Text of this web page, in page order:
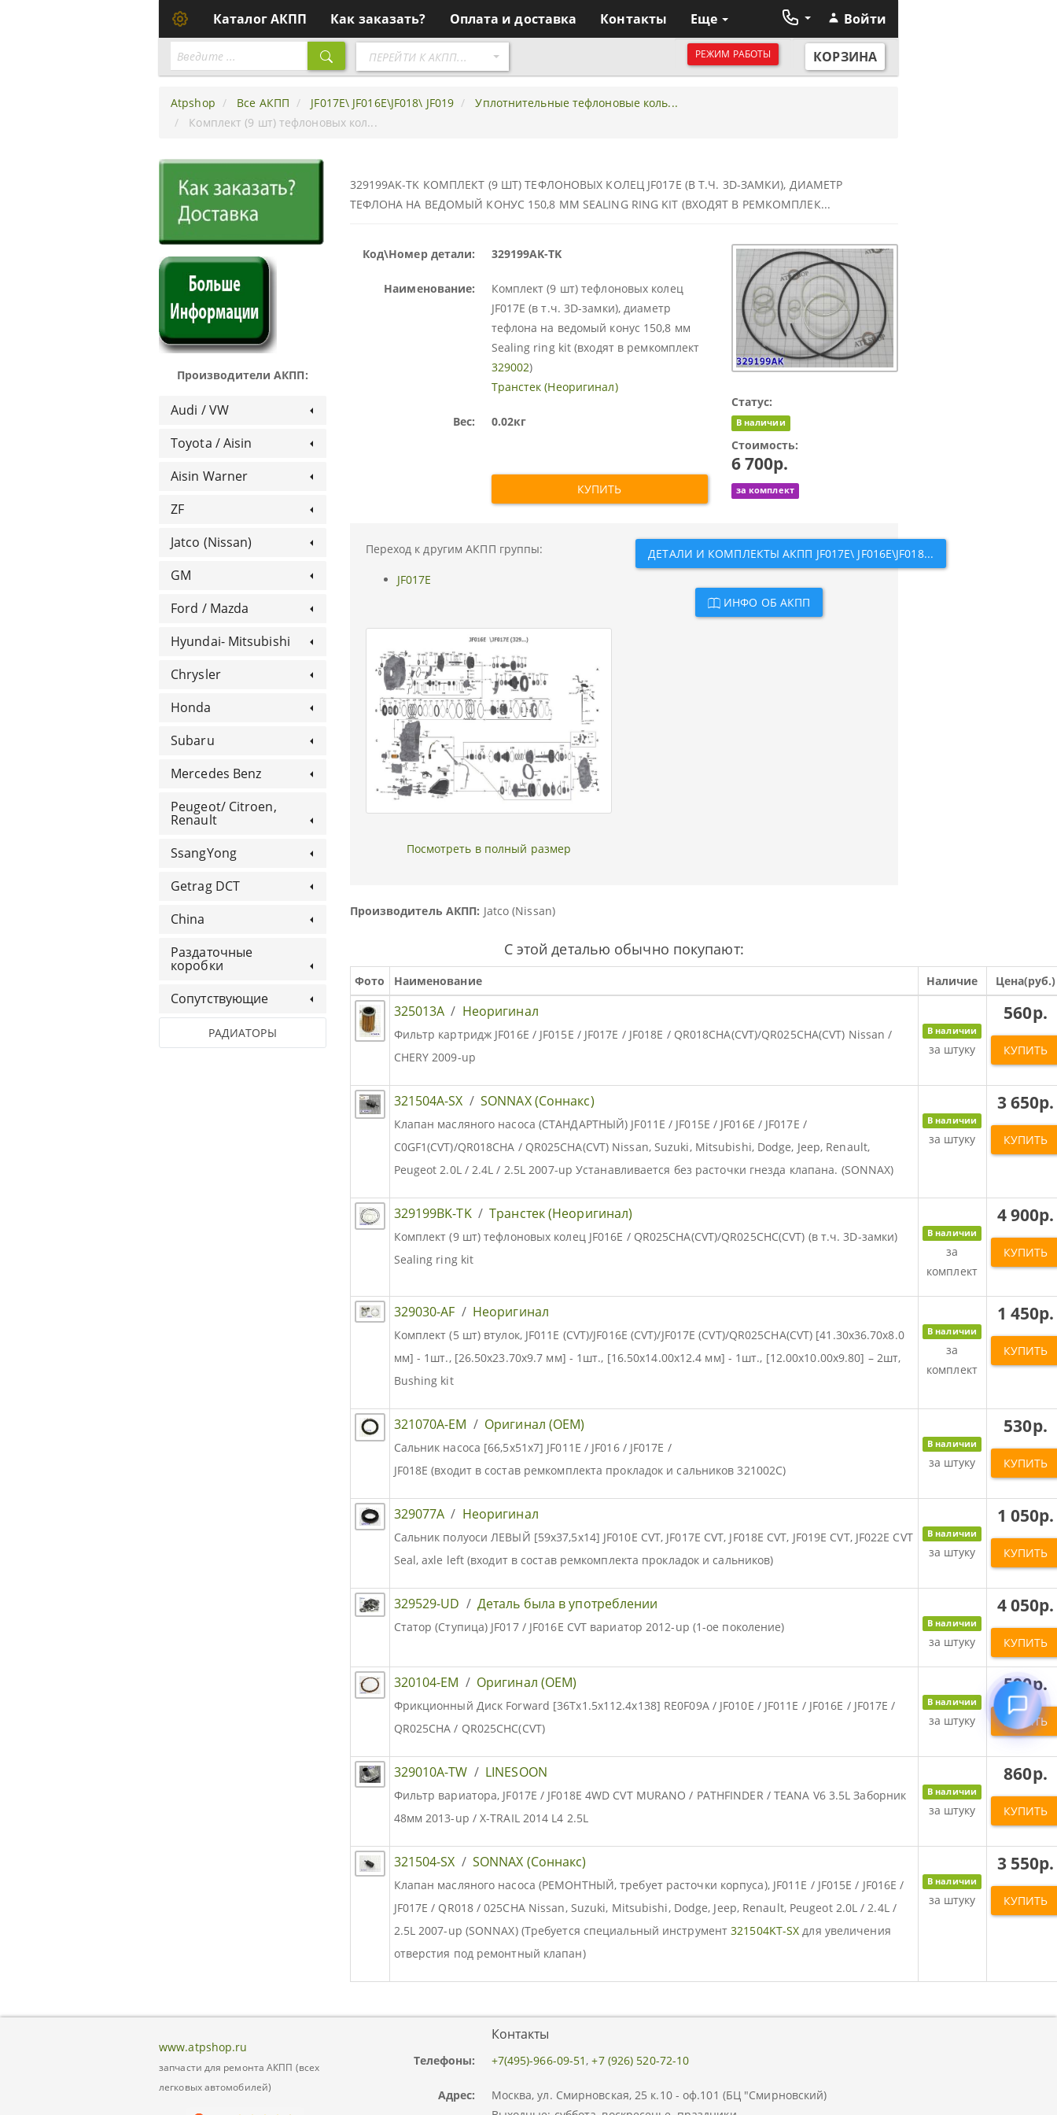
Каталог АКПП Как заказать? Оплата и доставка Контакты Еще Войти
Перейти
к
ПЕРЕЙТИ К АКПП... РЕЖИМ РАБОТЫ КОРЗИНА
Atpshop Все АКПП JF017E\ JF016E\JF018\ JF019
Уплотнительные тефлоновые коль...
Комплект (9 шт) тефлоновых кол...
Производители АКПП:
Audi / VW
Toyota / Aisin
Aisin Warner
ZF
Jatco (Nissan)
GM
Ford / Mazda
Hyundai- Mitsubishi
Chrysler
Honda
Subaru
Mercedes Benz
Peugeot/ Citroen,
Renault
SsangYong
Getrag DCT
China
Раздаточные
коробки
Сопутствующие
РАДИАТОРЫ
329199AK-TK КОМПЛЕКТ (9 ШТ) ТЕФЛОНОВЫХ КОЛЕЦ JF017E (В Т.Ч. 3D-ЗАМКИ), ДИАМЕТР
ТЕФЛОНА НА ВЕДОМЫЙ КОНУС 150,8 ММ SEALING RING KIT (ВХОДЯТ В РЕМКОМПЛЕК...
Код\Номер детали: 329199AK-TK
Наименование:
Комплект (9 шт) тефлоновых колец
JF017E (в т.ч. 3D-замки), диаметр
тефлона на ведомый конус 150,8 мм
Sealing ring kit (входят в ремкомплект
329002)
Транстек (Неоригинал)
Вес: 0.02кг
КУПИТЬ
Статус:
В наличии
Стоимость:
6 700р.
за комплект
Переход к другим АКПП группы:
JF017E
ДЕТАЛИ И КОМПЛЕКТЫ АКПП JF017E\ JF016E\JF018...
ИНФО ОБ АКПП
Посмотреть в полный размер
Производитель АКПП: Jatco (Nissan)
С этой деталью обычно покупают:
Фото Наименование Наличие Цена(руб.)
325013A / Неоригинал
Фильтр картридж JF016E / JF015E / JF017E / JF018E / QR018CHA(CVT)/QR025CHA(CVT) Nissan /
CHERY 2009-up
В наличии
за штуку
560р.
КУПИТЬ
321504A-SX /SONNAX (Соннакс)
Клапан масляного насоса (СТАНДАРТНЫЙ) JF011E / JF015E / JF016E / JF017E /
C0GF1(CVT)/QR018CHA / QR025CHA(CVT) Nissan, Suzuki, Mitsubishi, Dodge, Jeep, Renault,
Peugeot 2.0L / 2.4L / 2.5L 2007-up Устанавливается без расточки гнезда клапана. (SONNAX)
В наличии
за штуку
3 650р.
КУПИТЬ
329199BK-TK /Транстек (Неоригинал)
Комплект (9 шт) тефлоновых колец JF016E / QR025CHA(CVT)/QR025CHC(CVT) (в т.ч. 3D-замки)
Sealing ring kit
В наличии
за
комплект
4 900р.
КУПИТЬ
329030-AF / Неоригинал
Комплект (5 шт) втулок, JF011E (CVT)/JF016E (CVT)/JF017E (CVT)/QR025CHA(CVT) [41.30x36.70x8.0
мм] - 1шт., [26.50x23.70x9.7 мм] - 1шт., [16.50x14.00x12.4 мм] - 1шт., [12.00x10.00x9.80] – 2шт,
Bushing kit
В наличии
за
комплект
1 450р.
КУПИТЬ
321070A-EM / Оригинал (OEM)
Сальник насоса [66,5х51х7] JF011E / JF016 / JF017E /
JF018E (входит в состав ремкомплекта прокладок и сальников 321002C)
В наличии
за штуку
530р.
КУПИТЬ
329077A / Неоригинал
Сальник полуоси ЛЕВЫЙ [59х37,5х14] JF010E CVT, JF017E CVT, JF018E CVT, JF019E CVT, JF022E CVT
Seal, axle left (входит в состав ремкомплекта прокладок и сальников)
В наличии
за штуку
1 050р.
КУПИТЬ
329529-UD / Деталь была в употреблении
Статор (Ступица) JF017 / JF016E CVT вариатор 2012-up (1-ое поколение) В наличии
за штуку
4 050р.
КУПИТЬ
320104-EM / Оригинал (OEM)
Фрикционный Диск Forward [36Tx1.5x112.4х138] RE0F09A / JF010E / JF011E / JF016E / JF017E /
QR025CHA / QR025CHC(CVT)
В наличии
за штуку
590р.
КУПИТЬ
329010A-TW / LINESOON
Фильтр вариатора, JF017E / JF018E 4WD CVT MURANO / PATHFINDER / TEANA V6 3.5L Заборник
48мм 2013-up / X-TRAIL 2014 L4 2.5L
В наличии
за штуку
860р.
КУПИТЬ
321504-SX / SONNAX (Соннакс)
Клапан масляного насоса (РЕМОНТНЫЙ, требует расточки корпуса), JF011E / JF015E / JF016E /
JF017E / QR018 / 025CHA Nissan, Suzuki, Mitsubishi, Dodge, Jeep, Renault, Peugeot 2.0L / 2.4L /
2.5L 2007-up (SONNAX) (Требуется специальный инструмент321504KT-SX для увеличения
отверстия под ремонтный клапан)
В наличии
за штуку
3 550р.
КУПИТЬ
www.atpshop.ru
запчасти для ремонта АКПП (всех
легковых автомобилей)
Контакты
Телефоны: +7(495)-966-09-51,+7 (926) 520-72-10
Адрес:
Москва, ул. Смирновская, 25 к.10 - оф.101 (БЦ "Смирновский)